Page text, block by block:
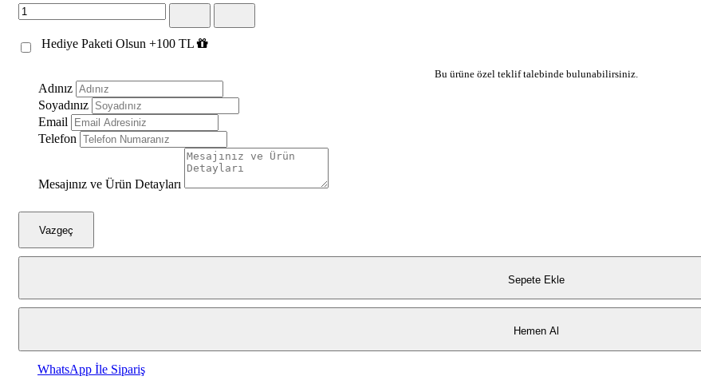
Gümüş Oyma
Kahve Altın
Gümüş Siyah
Beyaz Altın
Beyaz Gümüş
Düz Beyaz
Hediye Paketi Olsun +100 TL
Bu ürüne özel teklif talebinde bulunabilirsiniz.
Adınız
Soyadınız
Email
Telefon
Mesajınız ve Ürün Detayları
Vazgeç
Sepete Ekle
Hemen Al
WhatsApp İle Sipariş